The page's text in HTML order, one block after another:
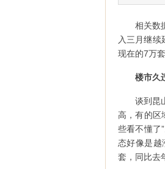
相关数
入三月继
现在的7万
楼市久
谈到昆
高，有的区
些看不懂了
态好像是越
套，同比去